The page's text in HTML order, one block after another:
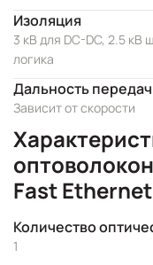
Изоляция
3 кВ для DC-DC, 2.5 кВ
логика
Дальность
Зависит от скорости
Fast Ethernet
Количество
1